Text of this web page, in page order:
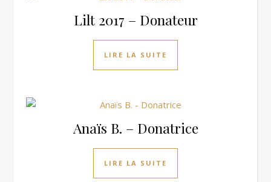
Lilt 2017 – Donateur
LIRE LA SUITE
Anaïs B. – Donatrice
LIRE LA SUITE